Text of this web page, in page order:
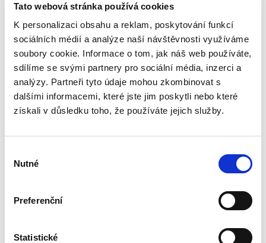
Tato webová stránka používá cookies
K personalizaci obsahu a reklam, poskytování funkcí
sociálních médií a analýze naší návštěvnosti využíváme
soubory cookie. Informace o tom, jak náš web používáte,
sdílíme se svými partnery pro sociální média, inzerci a
analýzy. Partneři tyto údaje mohou zkombinovat s
dalšími informacemi, které jste jim poskytli nebo které
získali v důsledku toho, že používáte jejich služby.
souhlasu
Nutné
Preferenční
Statistické
783,00 Kč
Sbírka obsahuje v chronologickém pořadí
všechny přijaté nálezy a vybraná usnesení
Ústavního soudu. Pro odbornou, ale i laickou